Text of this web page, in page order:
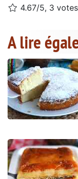
4.67/5, 3 votes
A lire